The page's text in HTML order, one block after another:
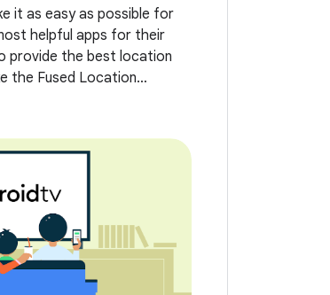
it as easy as possible for
helpful apps for their
provide the best location
the Fused Location